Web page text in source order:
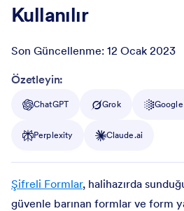
Kullanılır
Son Güncellenme: 12 Ocak 2023
Post ID
Özetleyin:
ChatGPT Grok
Perplexity Claude.ai
Şifreli Formlar, halihazırda
güvenle barınan formlar ve form